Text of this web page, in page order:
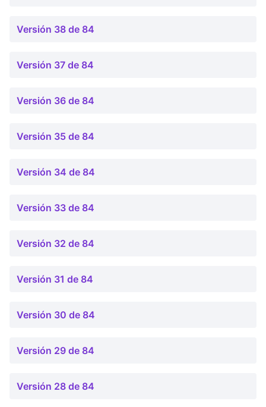
Versión 38 de 84
Versión 37 de 84
Versión 36 de 84
Versión 35 de 84
Versión 34 de 84
Versión 33 de 84
Versión 32 de 84
Versión 31 de 84
Versión 30 de 84
Versión 29 de 84
Versión 28 de 84